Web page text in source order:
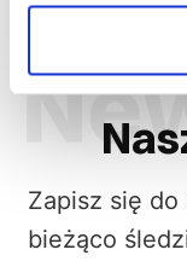
Zapisz się
bieżąco